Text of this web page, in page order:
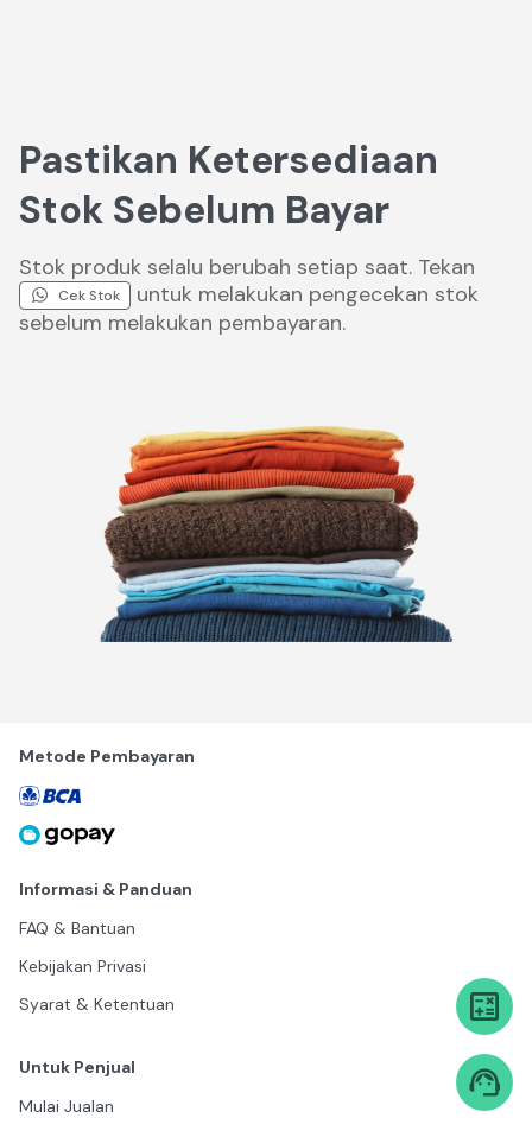
Pastikan Ketersediaan
Stok Sebelum Bayar
Stok produk selalu berubah setiap saat. Tekan
Cek Stok
untuk melakukan pengecekan stok
sebelum melakukan pembayaran.
Metode Pembayaran
Informasi & Panduan
FAQ & Bantuan
Kebijakan Privasi
Syarat & Ketentuan
Untuk Penjual
Mulai Jualan